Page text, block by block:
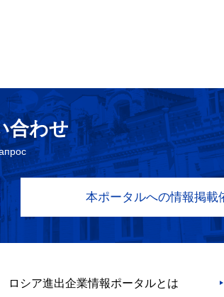
合わせ
本ポータルへの情報掲載
ロシア進出企業情報ポータルとは